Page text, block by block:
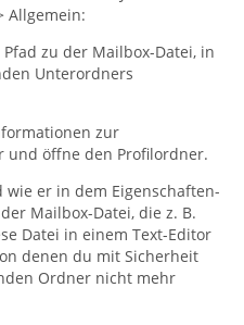
Allgemein:
zu der Mailbox-Datei, in
Unterordners
zur
und öffne den Profilordner.
er in dem Eigenschaften-
Mailbox-Datei, die z. B.
Datei in einem Text-Editor
denen du mit Sicherheit
Ordner nicht mehr